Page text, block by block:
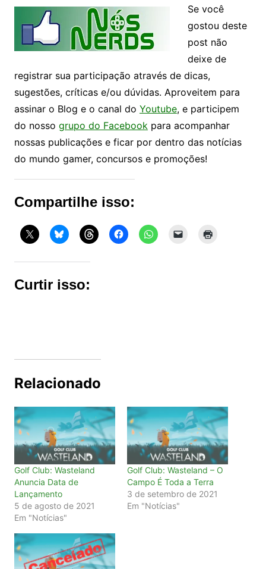
Se você
gostou deste
post não
deixe de
registrar sua participação através de dicas,
sugestões, críticas e/ou dúvidas. Aproveitem para
assinar o Blog e o canal do Youtube, e participem
do nosso grupo do Facebook para acompanhar
nossas publicações e ficar por dentro das notícias
do mundo gamer, concursos e promoções!
Compartilhe isso:
Curtir isso:
Relacionado
Golf Club: Wasteland
Anuncia Data de
Lançamento
5 de agosto de 2021
Em "Notícias"
Golf Club: Wasteland – O
Campo É Toda a Terra
3 de setembro de 2021
Em "Notícias"